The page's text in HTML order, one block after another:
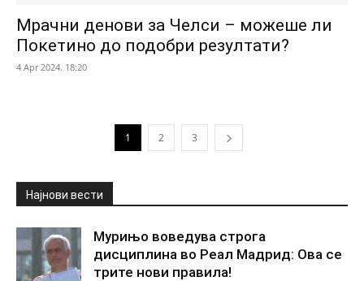
Мрачни денови за Челси – можеше ли
Покетино до подобри резултати?
4 Apr 2024. 18:20
1 2 3
Најнови вести
Мурињо воведува строга
дисциплина во Реал Мадрид: Ова се
трите нови правила!